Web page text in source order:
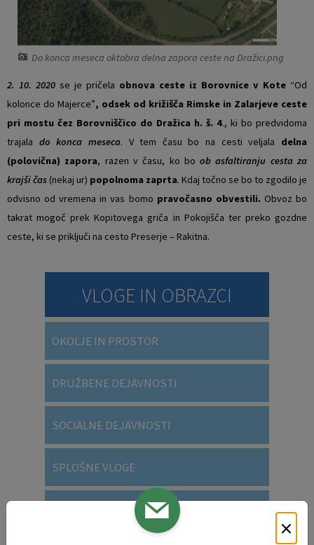
Do konca meseca oktobra delna zapora ceste na Dražici.png
2. 10. 2020 se je pričela obnova ceste iz Borovnice v Kote “Od
kolonce do Majerce”, odsek od križišča Rimske in Zalarjeve ceste
pri mostu čez Borovniščico do Dražica h. š. 4., ki bo predvidoma
trajala do konca meseca. V tem času bo na cesti veljala delna
(polovična) zapora, razen v času, ko bo ob asfaltiranju cesta za
krajši čas (nekaj ur) popolnoma zaprta. Kdaj točno se bo to zgodilo je
odvisno od vremena in vas bomo pravočasno obvestili. Obvoz bo
takrat mogoč prek Kopitovega griča in Pokojišča ter preko gozdne
ceste, ki se priključi na cesto Preserje – Rakitna.
VLOGE IN OBRAZCI
OKOLJE IN PROSTOR
DRUŽBENE DEJAVNOSTI
SOCIALNE DEJAVNOSTI
SPLOŠNE VLOGE
VARSTVO OSEBNIH PODATKOV
Vaški odbori
Naselja v občini
Organigram
Varstvo osebnih podatkov
Temeljni akti občine
Strateški dokumenti
Katalog informacij javnega značaja
Zero waste občina
Prostorski akti občine
Predpisi in odloki
Občinski časopis
Proračun občine
Lokalne volitve
×